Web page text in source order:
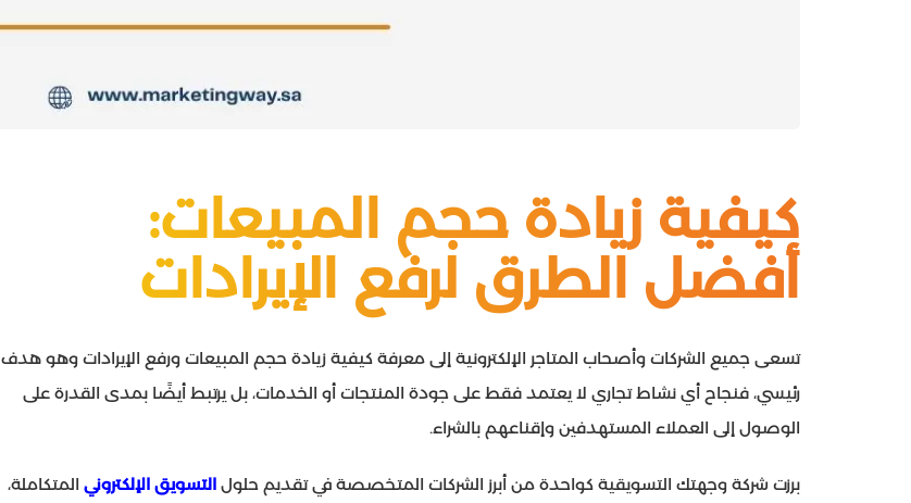
كيفية زيادة حجم المبيعات:
أفضل الطرق لرفع الإيرادات
تسعى جميع الشركات وأصحاب المتاجر الإلكترونية إلى معرفة كيفية زيادة حجم المبيعات ورفع الإيرادات وهو هدف
رئيسي، فنجاح أي نشاط تجاري لا يعتمد فقط على جودة المنتجات أو الخدمات، بل يرتبط أيضًا بمدى القدرة على
الوصول إلى العملاء المستهدفين وإقناعهم بالشراء.
برزت شركة وجهتك التسويقية كواحدة من أبرز الشركات المتخصصة في تقديم حلول التسويق الإلكتروني المتكاملة،